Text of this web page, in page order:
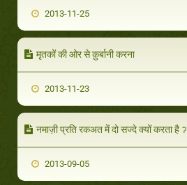
2013-11-25
मृतकों की ओर से क़ुर्बानी करना
2013-11-23
नमाज़ी प्रति रकअत में दो सज्दे क्यों करता है ॽ
2013-09-05